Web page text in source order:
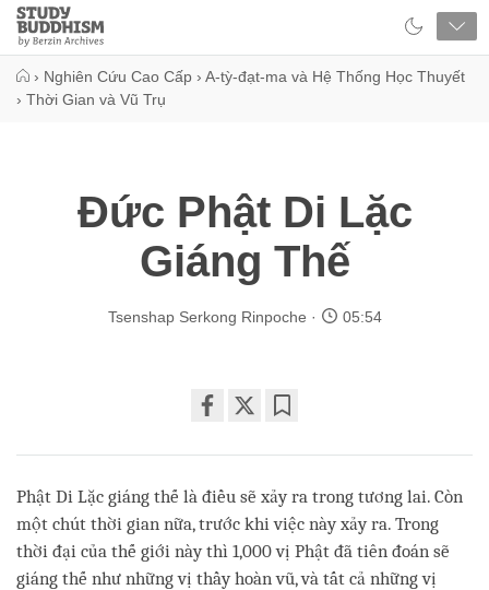
Close
Study
Buddhism
› Nghiên Cứu Cao Cấp › A-tỳ-đạt-ma và Hệ Thống Học Thuyết
› Thời Gian và Vũ Trụ
Đức Phật Di Lặc
Giáng Thế
Tsenshap Serkong Rinpoche 05:54
on
facebook
Phật Di Lặc giáng thế là điều sẽ xảy ra trong tương lai. Còn
một chút thời gian nữa, trước khi việc này xảy ra. Trong
thời đại của thế giới này thì 1,000 vị Phật đã tiên đoán sẽ
giáng thế như những vị thầy hoàn vũ, và tất cả những vị